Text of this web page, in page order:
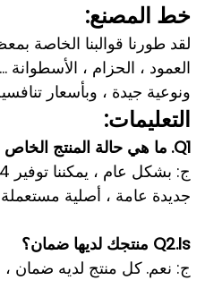
خط المصنع:
لقد طورنا قوالبنا الخاصة
العمود ، الحزام ، الأسطوانة
ونوعية جيدة ، وبأسعار
التعليمات:
Q1. ما هي حالة المنتج
جديدة عامة ، أصلية
Q2.Is منتجك لديها ضمان؟
ج: نعم. كل منتج لديه ضمان ،